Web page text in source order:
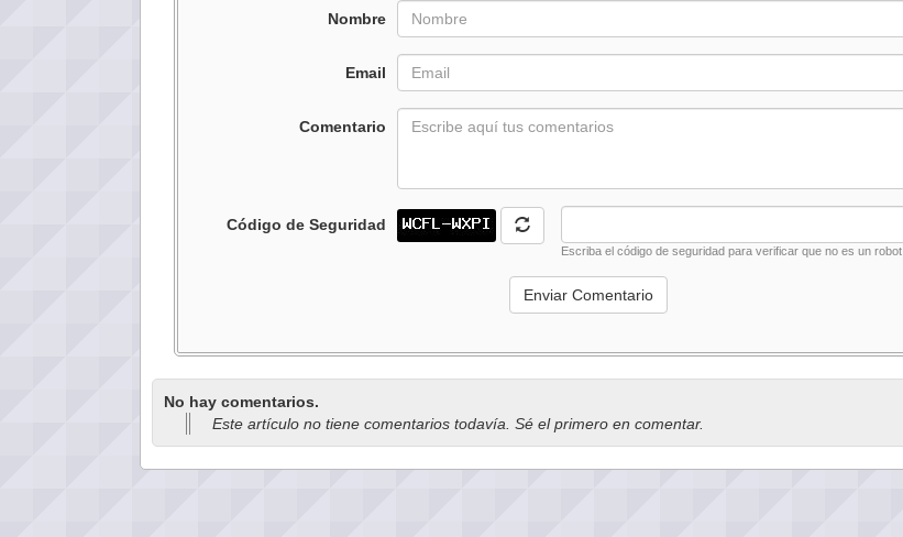
Nombre
Email
Comentario
Código de Seguridad
Escriba el código de seguridad para verificar que no es un robot.
No hay comentarios.
Este artículo no tiene comentarios todavía. Sé el primero en comentar.